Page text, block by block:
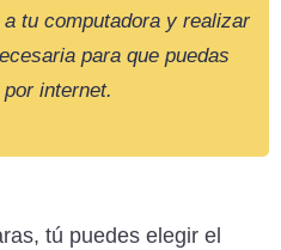
tu computadora y realizar
para que puedas
internet.
tú puedes elegir el